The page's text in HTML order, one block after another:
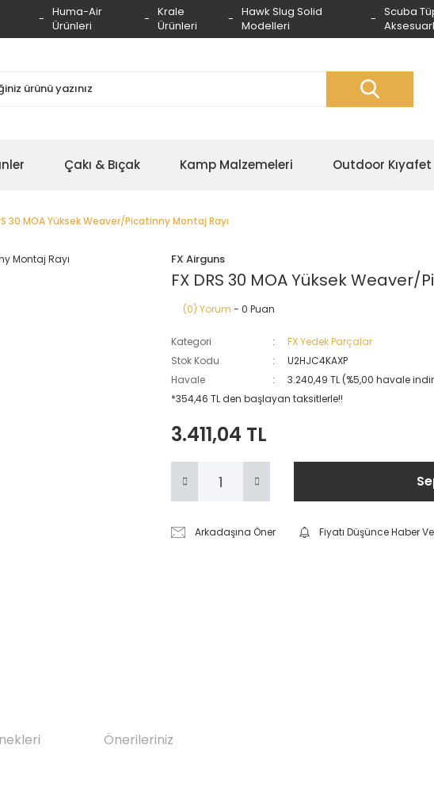
Huma-Air
Ürünleri
Krale
Ürünleri
Hawk Slug Solid
Modelleri
Scuba
Çakı & Bıçak Kamp Malzemeleri Outdoor Kıyafet
30 MOA Yüksek Weaver/Picatinny Montaj Rayı
FX Airguns
FX DRS 30 MOA Yüksek Weaver/
(0) Yorum - 0 Puan
Kategori
FX Yedek Parçalar
Stok Kodu
U2HJC4KAXP
Havale
3.240,49 TL (%5,00 havale
*354,46 TL den başlayan taksitlerle!!
3.411,04 TL
Arkadaşına Öner Fiyatı Düşünce Haber
Önerileriniz